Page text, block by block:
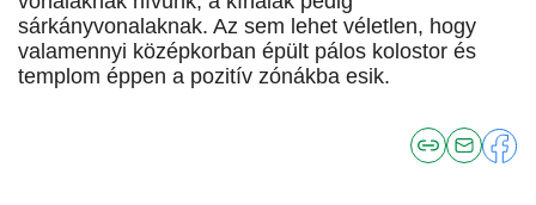
sárkányvonalaknak. Az sem lehet véletlen, hogy
valamennyi középkorban épült pálos kolostor és
templom éppen a pozitív zónákba esik.